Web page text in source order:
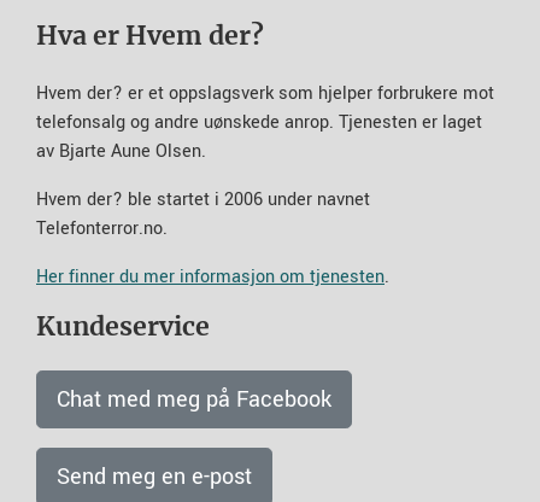
Hva er Hvem der?
Hvem der? er et oppslagsverk som hjelper forbrukere mot
telefonsalg og andre uønskede anrop. Tjenesten er laget
av Bjarte Aune Olsen.
Hvem der? ble startet i 2006 under navnet
Telefonterror.no.
Her finner du mer informasjon om tjenesten.
Kundeservice
Chat med meg på Facebook
Send meg en e-post